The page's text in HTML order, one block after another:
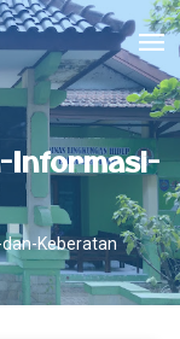
Informasi-
Keberatan